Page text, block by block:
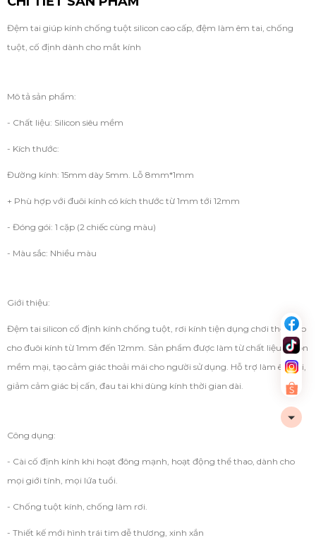
Đệm tai giúp kính chống tuột silicon cao cấp, đệm làm êm tai, chống
tuột, cố định dành cho mắt kính
Mô tả sản phẩm:
- Chất liệu: Silicon siêu mềm
- Kích thước:
Đường kính: 15mm dày 5mm. Lỗ 8mm*1mm
+ Phù hợp với đuôi kính có kích thước từ 1mm tới 12mm
- Đóng gói: 1 cặp (2 chiếc cùng màu)
- Màu sắc: Nhiều màu
Giới thiệu:
Đệm tai silicon cố định kính chống tuột, rơi kính tiện dụng chơi thể thao
cho đuôi kính từ 1mm đến 12mm. Sản phẩm được làm từ chất liệu silicon
mềm mại, tạo cảm giác thoải mái cho người sử dụng. Hỗ trợ làm êm tai,
giảm cảm giác bị cấn, đau tai khi dùng kính thời gian dài.
Công dụng:
- Cài cố định kính khi hoạt đông mạnh, hoạt động thể thao, dành cho
mọi giới tính, mọi lứa tuổi.
- Chống tuột kính, chống làm rơi.
- Thiết kế mới hình trái tim dễ thương, xinh xắn